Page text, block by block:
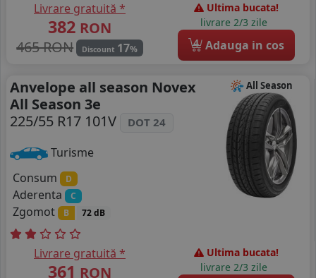
Livrare gratuită *
382 RON
465 RON
Discount 17%
Ultima bucata!
livrare 2/3 zile
4 Adauga in cos
All Season
Anvelope all season Novex
All Season 3e
225/55 R17 101V
DOT 24
Turisme
Consum
D
Aderenta C
Zgomot B 72 dB
Livrare gratuită *
361 RON
Ultima bucata!
livrare 2/3 zile